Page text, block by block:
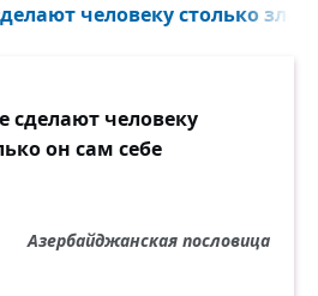
человеку столько зла,
сделают человеку
он сам себе
Азербайджанская пословица